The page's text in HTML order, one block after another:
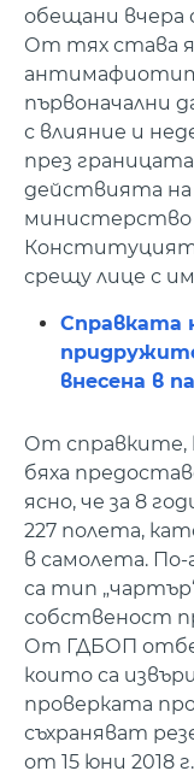
обещани
От тях става
първоначални
с влияние и
през
действията
министерство
срещу лице с
Справката
внесена в
От справките,
бяха
ясно, че за 8
227 полета,
в самолета.
са тип
собственост
От ГДБОП
които са
проверката
съхраняват
от 15 юни 2018